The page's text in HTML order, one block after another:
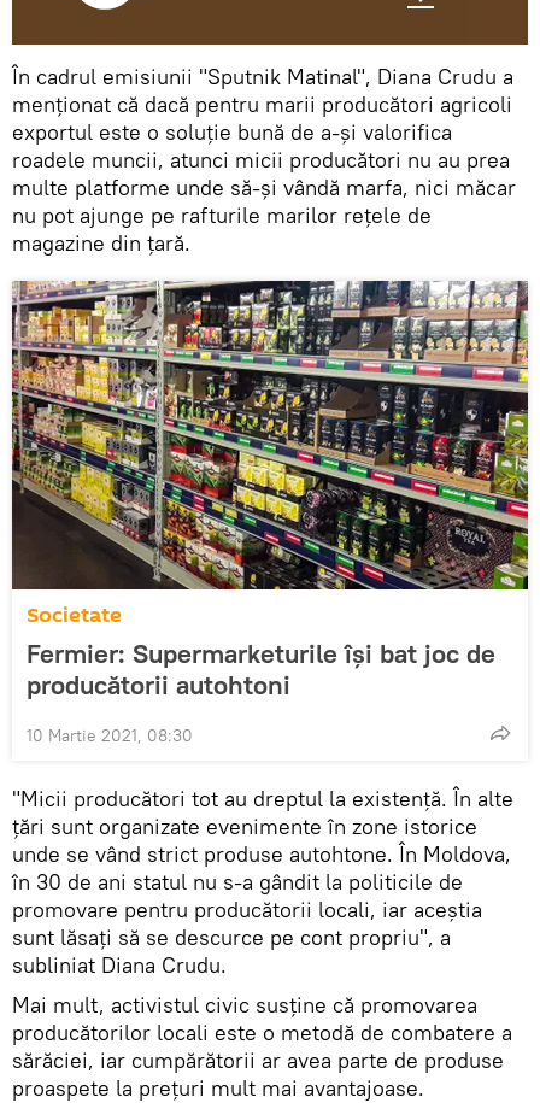
În cadrul emisiunii "Sputnik Matinal", Diana Crudu a
menționat că dacă pentru marii producători agricoli
exportul este o soluție bună de a-și valorifica
roadele muncii, atunci micii producători nu au prea
multe platforme unde să-și vândă marfa, nici măcar
nu pot ajunge pe rafturile marilor rețele de
magazine din țară.
Societate
Fermier: Supermarketurile își bat joc de
producătorii autohtoni
10 Martie 2021, 08:30
"Micii producători tot au dreptul la existență. În alte
țări sunt organizate evenimente în zone istorice
unde se vând strict produse autohtone. În Moldova,
în 30 de ani statul nu s-a gândit la politicile de
promovare pentru producătorii locali, iar aceștia
sunt lăsați să se descurce pe cont propriu", a
subliniat Diana Crudu.
Mai mult, activistul civic susține că promovarea
producătorilor locali este o metodă de combatere a
sărăciei, iar cumpărătorii ar avea parte de produse
proaspete la prețuri mult mai avantajoase.